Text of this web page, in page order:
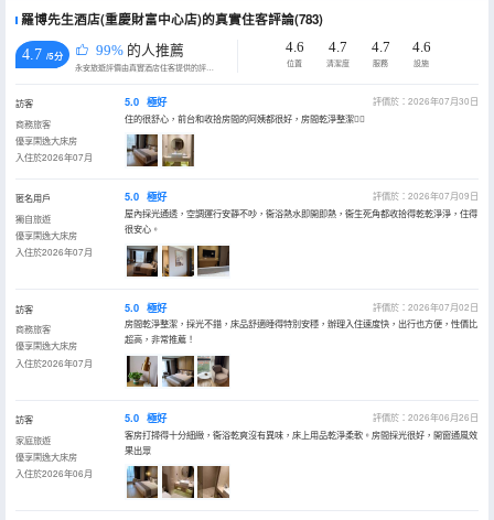
羅博先生酒店(重慶財富中心店)的真實住客評論(783)
4.7 /5分 99% 的人推薦
永安旅遊評價由真實酒店住客提供的評價。
4.6
位置
4.7
清潔度
4.7
服務
4.6
設施
訪客
商務旅客
優享閑逸大床房
入住於2026年07月
5.0 極好
評價於：2026年07月30日
住的很舒心，前台和收拾房間的阿姨都很好，房間乾淨整潔👍🏻
匿名用戶
獨自旅遊
優享閑逸大床房
入住於2026年07月
5.0 極好
評價於：2026年07月09日
屋內採光通透，空調運行安靜不吵，衞浴熱水即開即熱，衞生死角都收拾得乾乾淨淨，住得
很安心。
訪客
商務旅客
優享閑逸大床房
入住於2026年07月
5.0 極好
評價於：2026年07月02日
房間乾淨整潔，採光不錯，床品舒適睡得特別安穩，辦理入住速度快，出行也方便，性價比
超高，非常推薦！
訪客
家庭旅遊
優享閑逸大床房
入住於2026年06月
5.0 極好
評價於：2026年06月26日
客房打掃得十分細緻，衞浴乾爽沒有異味，床上用品乾淨柔軟。房間採光很好，開窗通風效
果出眾